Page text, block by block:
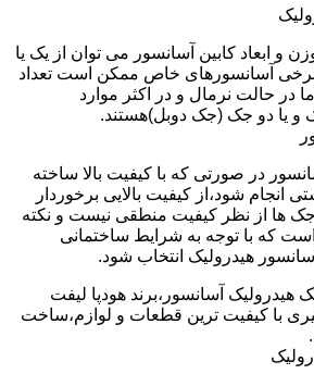
و ابعاد کابین آسانسور می توان از یک یا
آسانسورهای خاص ممکن است تعداد
در حالت نرمال و در اکثر موارد
و یا دو جک (جک دوبل)هستند.
در صورتی که با کیفیت بالا ساخته
انجام شود،از کیفیت بالایی برخوردار
ها از نظر کیفیت منطقی نیست و نکته
که با توجه به شرایط ساختمانی
هیدرولیک انتخاب شود.
هیدرولیک آسانسور،برند هودپا لیفت
با کیفیت ترین قطعات و لوازم،ساخت